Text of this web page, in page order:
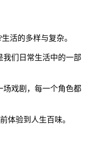
活的多样与复杂。
我们日常生活中的一部
场戏剧，每一个角色都
体验到人生百味。